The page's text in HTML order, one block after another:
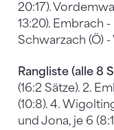
20:17).
13:20). Embrach
Schwarzach (Ö)
Rangliste (alle 8
(16:2 Sätze). 2.
(10:8). 4.
und Jona, je 6